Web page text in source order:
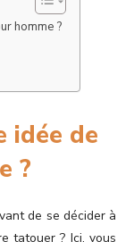
homme ?
idée de
?
de se décider à
tatouer ? Ici, vous